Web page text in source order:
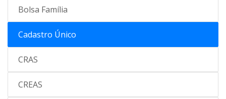
Bolsa Família
Cadastro Único
CRAS
CREAS